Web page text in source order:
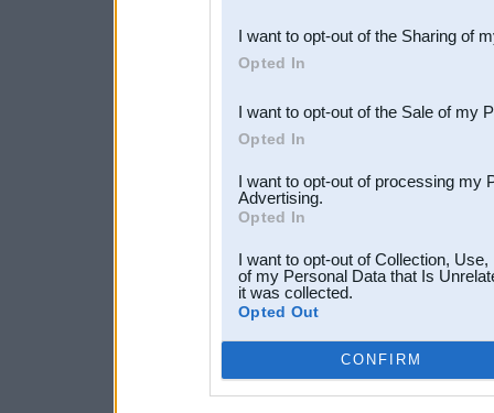
Downstream Participants
third parties.
I want to opt-out of the Sharing of
Opted In
I want to opt-out of the Sale of my
Opted In
I want to opt-out of processing my
Advertising.
Opted In
I want to opt-out of Collection,
of my Personal Data that Is
it was collected.
Opted Out
CONFIRM